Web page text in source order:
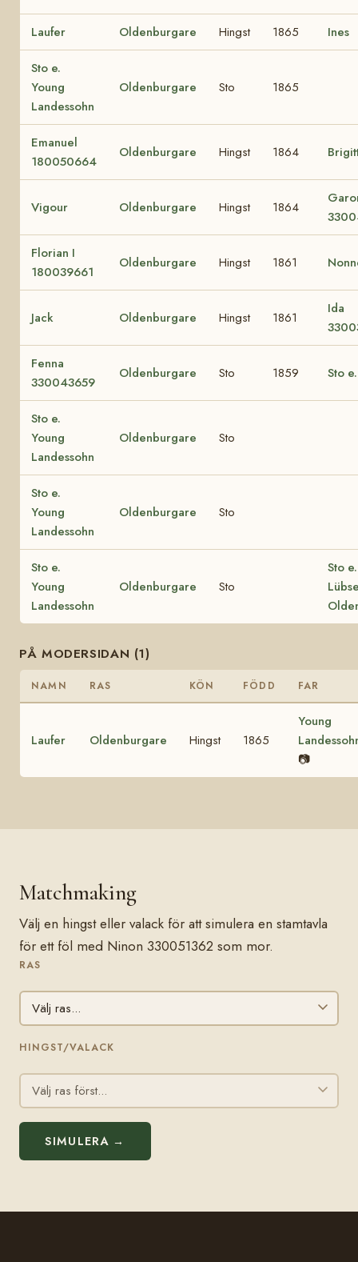
Laufer Oldenburgare Hingst 1865 Ines
Sto e.
Young
Landessohn
Oldenburgare Sto 1865
Emanuel
180050664
Oldenburgare Hingst 1864
Vigour Oldenburgare Hingst 1864
Florian I
180039661
Oldenburgare Hingst 1861
Jack Oldenburgare Hingst 1861
Ida
Fenna
330043659
Oldenburgare Sto 1859 Sto
Sto e.
Young
Landessohn
Oldenburgare Sto
Sto e.
Young
Landessohn
Oldenburgare Sto
Sto e.
Young
Landessohn
Oldenburgare Sto
Sto e.
PÅ MODERSIDAN (1)
NAMN RAS KÖN FÖDD FAR
Laufer Oldenburgare Hingst 1865
Young
📷
Matchmaking
Välj en hingst eller valack för att simulera en stamtavla
för ett föl med Ninon 330051362 som mor.
RAS
HINGST/VALACK
SIMULERA →